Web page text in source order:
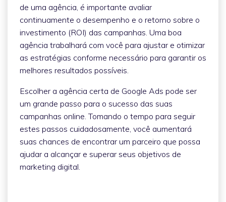
de uma agência, é importante avaliar
continuamente o desempenho e o retorno sobre o
investimento (ROI) das campanhas. Uma boa
agência trabalhará com você para ajustar e otimizar
as estratégias conforme necessário para garantir os
melhores resultados possíveis.
Escolher a agência certa de Google Ads pode ser
um grande passo para o sucesso das suas
campanhas online. Tomando o tempo para seguir
estes passos cuidadosamente, você aumentará
suas chances de encontrar um parceiro que possa
ajudar a alcançar e superar seus objetivos de
marketing digital.